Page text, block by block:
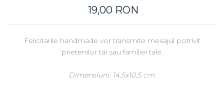
19,00 RON
Felicitarile handmade vor transmite mesajul potrivit
prietenilor tai sau familiei tale.
Dimensiuni: 14,5x10,5 cm.